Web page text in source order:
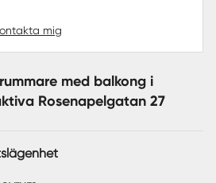
mig
med balkong i
Rosenapelgatan 27